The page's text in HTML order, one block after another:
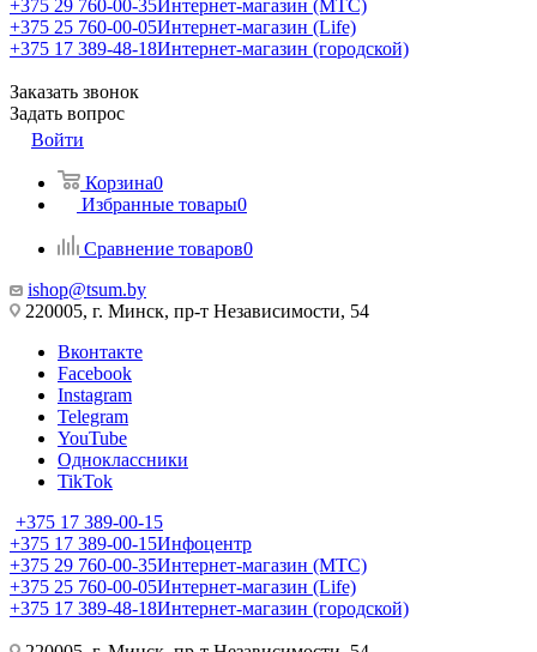
+375 29 760-00-35Интернет-магазин (МТС)
+375 25 760-00-05Интернет-магазин (Life)
+375 17 389-48-18Интернет-магазин (городской)
Заказать звонок
Задать вопрос
Войти
Корзина0
Избранные товары0
Сравнение товаров0
ishop@tsum.by
220005, г. Минск, пр-т Независимости, 54
Вконтакте
Facebook
Instagram
Telegram
YouTube
Одноклассники
TikTok
+375 17 389-00-15
+375 17 389-00-15Инфоцентр
+375 29 760-00-35Интернет-магазин (МТС)
+375 25 760-00-05Интернет-магазин (Life)
+375 17 389-48-18Интернет-магазин (городской)